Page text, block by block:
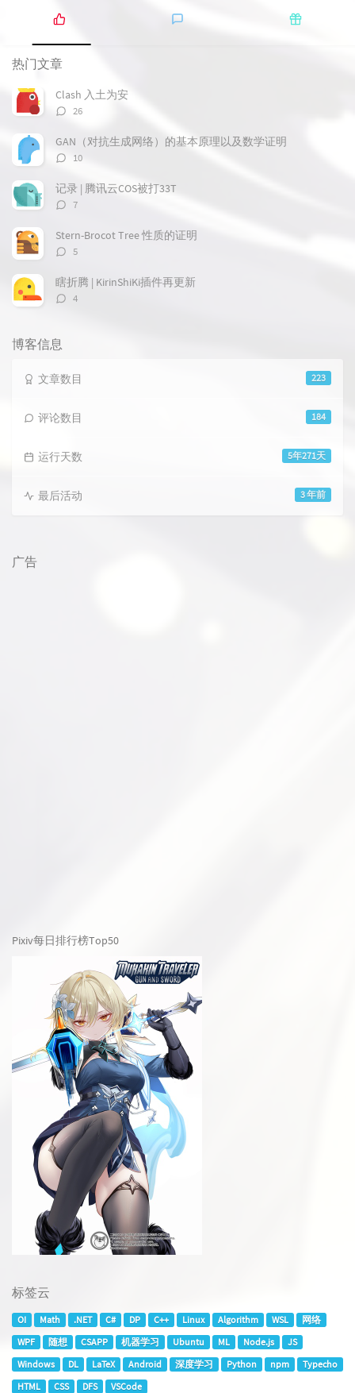
热
门
文
章
热门文章
Clash 入土为安
评
数：
26
GAN（对抗生成网络）的基本原理以及数学证明
评
数：
10
记录 | 腾讯云COS被打33T
评
数：
7
Stern-Brocot Tree 性质的证明
评
数：
5
瞎折腾 | KirinShiKi插件再更新
评
4
博客信息
223
文章数目
184
评论数目
5年271天
运行天数
3 年前
最后活动
广告
Pixiv每日排行榜Top50
标签云
OI Math .NET C# DP C++ Linux Algorithm WSL
网络
WPF
随想 CSAPP 机器学习 Ubuntu ML Node.js
JS
Windows
DL LaTeX Android 深度学习 Python npm
Typecho
HTML
CSS DFS VSCode